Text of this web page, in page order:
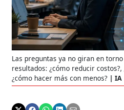
Las preguntas ya no giran en
resultados: ¿cómo reducir
¿cómo hacer más con menos?
IA